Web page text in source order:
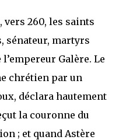
vers 260, les saints
sénateur, martyrs
Galère. Le
chrétien par un
déclara hautement
la couronne du
; et quand Astère